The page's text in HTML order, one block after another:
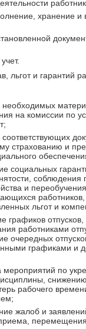
хранение и
льгот и гарантий
необходимых
на комиссии по
соответствующих
страхованию и
социальных
соблюдения
и переобучения
льгот и
графиков отпусков,
работниками
очередных
графиками и
мероприятий по
снижению
рабочего
жалоб и
перемещения